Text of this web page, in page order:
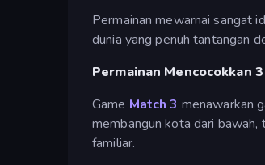
Permainan mewarnai sangat
dunia yang penuh tantangan
Permainan Mencocokkan
Game Match 3 menawarkan
membangun kota dari bawah,
familiar.